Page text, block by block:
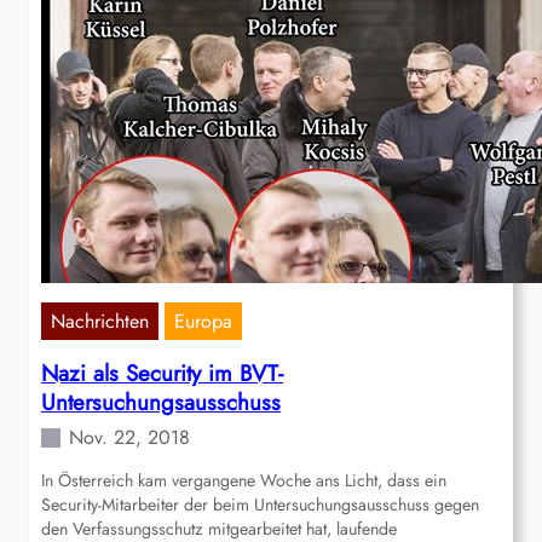
Nachrichten Europa
Nazi als Security im BVT-
Untersuchungsausschuss
Nov. 22, 2018
In Österreich kam vergangene Woche ans Licht, dass ein
Security-Mitarbeiter der beim Untersuchungsausschuss gegen
den Verfassungsschutz mitgearbeitet hat, laufende